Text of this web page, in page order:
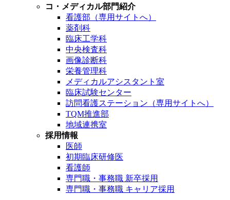
コ・メディカル部門紹介
看護部（専用サイトへ）
薬剤科
臨床工学科
中央検査科
画像診断科
栄養管理科
メディカルアシスタント室
臨床試験センター
訪問看護ステーション（専用サイトへ）
TQM推進部
地域連携室
採用情報
医師
初期臨床研修医
看護師
専門職・事務職 新卒採用
専門職・事務職 キャリア採用